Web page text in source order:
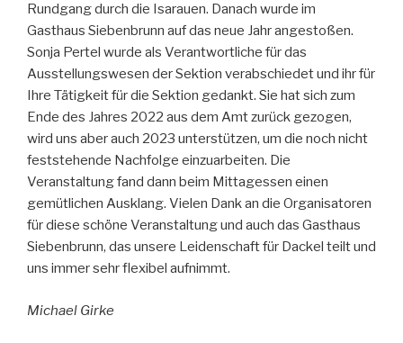
Rundgang durch die Isarauen. Danach wurde im
Gasthaus Siebenbrunn auf das neue Jahr angestoßen.
Sonja Pertel wurde als Verantwortliche für das
Ausstellungswesen der Sektion verabschiedet und ihr für
Ihre Tätigkeit für die Sektion gedankt. Sie hat sich zum
Ende des Jahres 2022 aus dem Amt zurück gezogen,
wird uns aber auch 2023 unterstützen, um die noch nicht
feststehende Nachfolge einzuarbeiten. Die
Veranstaltung fand dann beim Mittagessen einen
gemütlichen Ausklang. Vielen Dank an die Organisatoren
für diese schöne Veranstaltung und auch das Gasthaus
Siebenbrunn, das unsere Leidenschaft für Dackel teilt und
uns immer sehr flexibel aufnimmt.
Michael Girke